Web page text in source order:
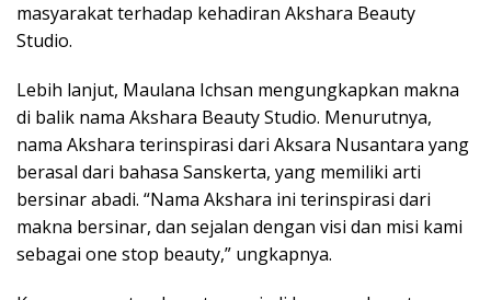
masyarakat terhadap kehadiran Akshara Beauty
Studio.
Lebih lanjut, Maulana Ichsan mengungkapkan makna
di balik nama Akshara Beauty Studio. Menurutnya,
nama Akshara terinspirasi dari Aksara Nusantara yang
berasal dari bahasa Sanskerta, yang memiliki arti
bersinar abadi. “Nama Akshara ini terinspirasi dari
makna bersinar, dan sejalan dengan visi dan misi kami
sebagai one stop beauty,” ungkapnya.